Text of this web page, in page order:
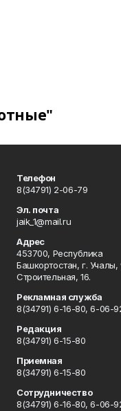
Телефон
8(34791) 2-06-79
Эл. почта
jaik_1@mail.ru
Адрес
453700, Республика
Башкортостан, г. Учалы,
Строительная, 16.
Рекламная служба
8(34791) 6-16-80, 6-06-
Редакция
8(34791) 6-15-80
Приемная
8(34791) 6-15-80
Сотрудничество
8(34791) 6-16-80, 6-06-